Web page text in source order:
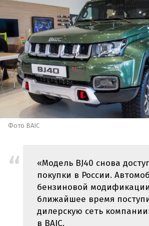
Фото BAIC
«Модель BJ40 снова
покупки в России.
бензиновой
ближайшее время
дилерскую сеть
в BAIC.